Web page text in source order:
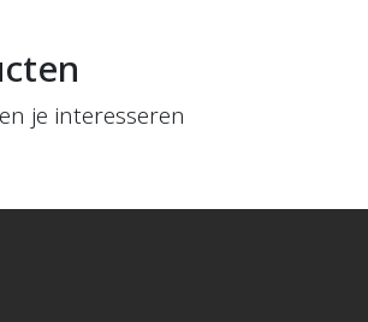
je interesseren